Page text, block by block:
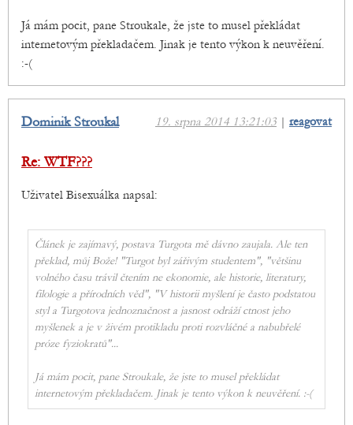
Já mám pocit, pane Stroukale, že jste to musel překládat
internetovým překladačem. Jinak je tento výkon k neuvěření.
:-(
19. srpna 2014 13:21:03 | reagovat
Dominik Stroukal
Re: WTF???
Uživatel Bisexuálka napsal:
Článek je zajímavý, postava Turgota mě dávno zaujala. Ale ten
překlad, můj Bože! "Turgot byl zářivým studentem", "většinu
volného času trávil čtením ne ekonomie, ale historie, literatury,
filologie a přírodních věd", "V historii myšlení je často podstatou
styl a Turgotova jednoznačnost a jasnost odráží ctnost jeho
myšlenek a je v živém protikladu proti rozvláčné a nabubřelé
próze fyziokratů"...
Já mám pocit, pane Stroukale, že jste to musel překládat
internetovým překladačem. Jinak je tento výkon k neuvěření. :-(